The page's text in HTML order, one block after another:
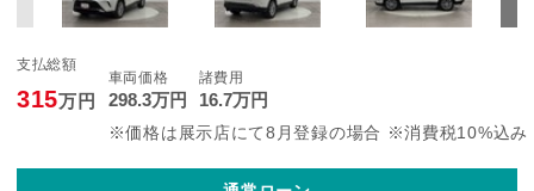
支払総額
315万円
車両価格
298.3万円
諸費用
16.7万円
※価格は展示店にて8月登録の場合 ※消費税10%込み